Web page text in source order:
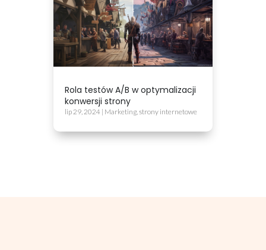
Rola testów A/B w optymalizacji
konwersji strony
lip 29, 2024 | Marketing,strony internetowe